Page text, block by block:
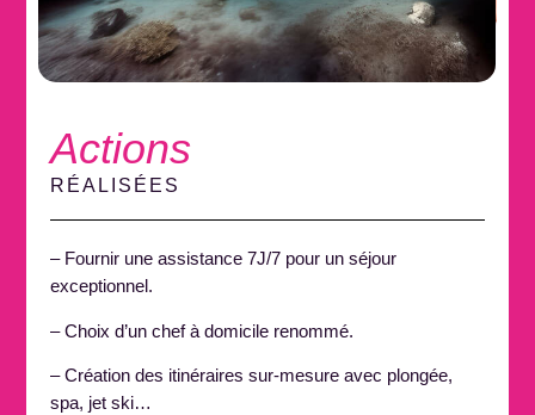
Actions
RÉALISÉES
– Fournir une assistance 7J/7 pour un séjour
exceptionnel.
– Choix d’un chef à domicile renommé.
– Création des itinéraires sur-mesure avec plongée,
spa, jet ski…